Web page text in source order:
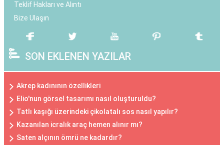
Teklif Hakları ve Alıntı
Bize Ulaşın
SON EKLENEN YAZILAR
Akrep kadınının özellikleri
Elio'nun görsel tasarımı nasıl oluşturuldu?
Tatlı kaşığı üzerindeki çikolatalı sos nasıl yapılır?
Kazanılan icralık araç hemen alınır mı?
Saten alçının ömrü ne kadardır?